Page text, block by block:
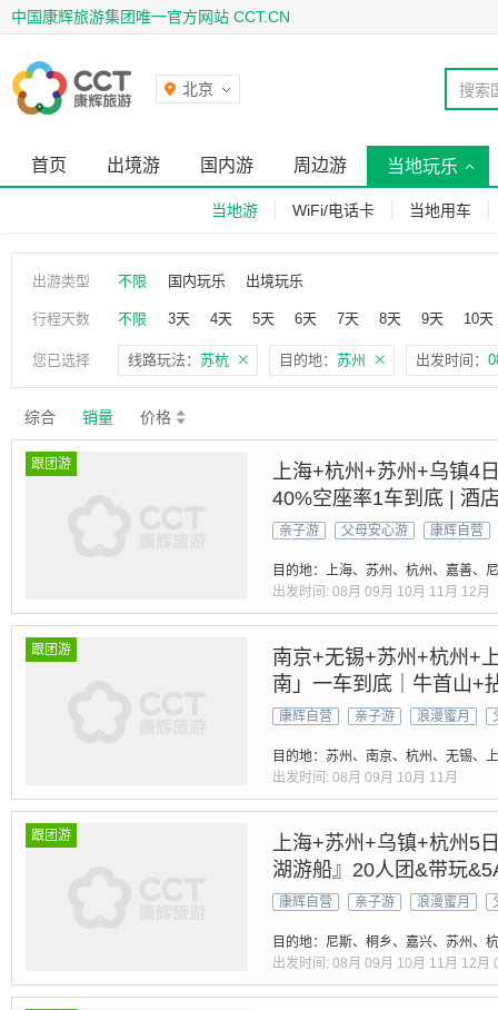
中国康辉旅游集团唯一官方网站 CCT.CN
北京 搜索
首页 出境游 国内游 周边游 当地玩乐
当地游 WiFi/电话卡 当地用车
出游类型 不限 国内玩乐 出境玩乐
行程天数 不限 3天 4天 5天 6天 7天 8天 9天 10天
您已选择 线路玩法： 苏杭 目的地： 苏州 出发时间：
综合 销量 价格
跟团游
上海+杭州+苏州+乌镇4
40%空座率1车到底 | 酒
5A景区【留园+山塘街+
亲子游 父母安心游 康辉自营
目的地：上海、苏州、杭州、嘉善、
出发时间: 08月 09月 10月 11月 12月
跟团游
南京+无锡+苏州+杭州+
南」一车到底｜牛首山+
乡
康辉自营 亲子游 浪漫蜜月
目的地：苏州、南京、杭州、无锡、
出发时间: 08月 09月 10月 11月
跟团游
上海+苏州+乌镇+杭州5
湖游船』20人团&带玩
塘|乌镇西栅|水韵西湖·接
康辉自营 亲子游 浪漫蜜月
目的地：尼斯、桐乡、嘉兴、苏州、
出发时间: 08月 09月 10月 11月 12月